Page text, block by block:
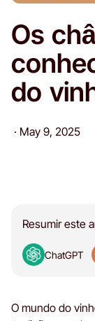
Os
do
· May 9, 2025
Resumir este
ChatGPT
O mundo do